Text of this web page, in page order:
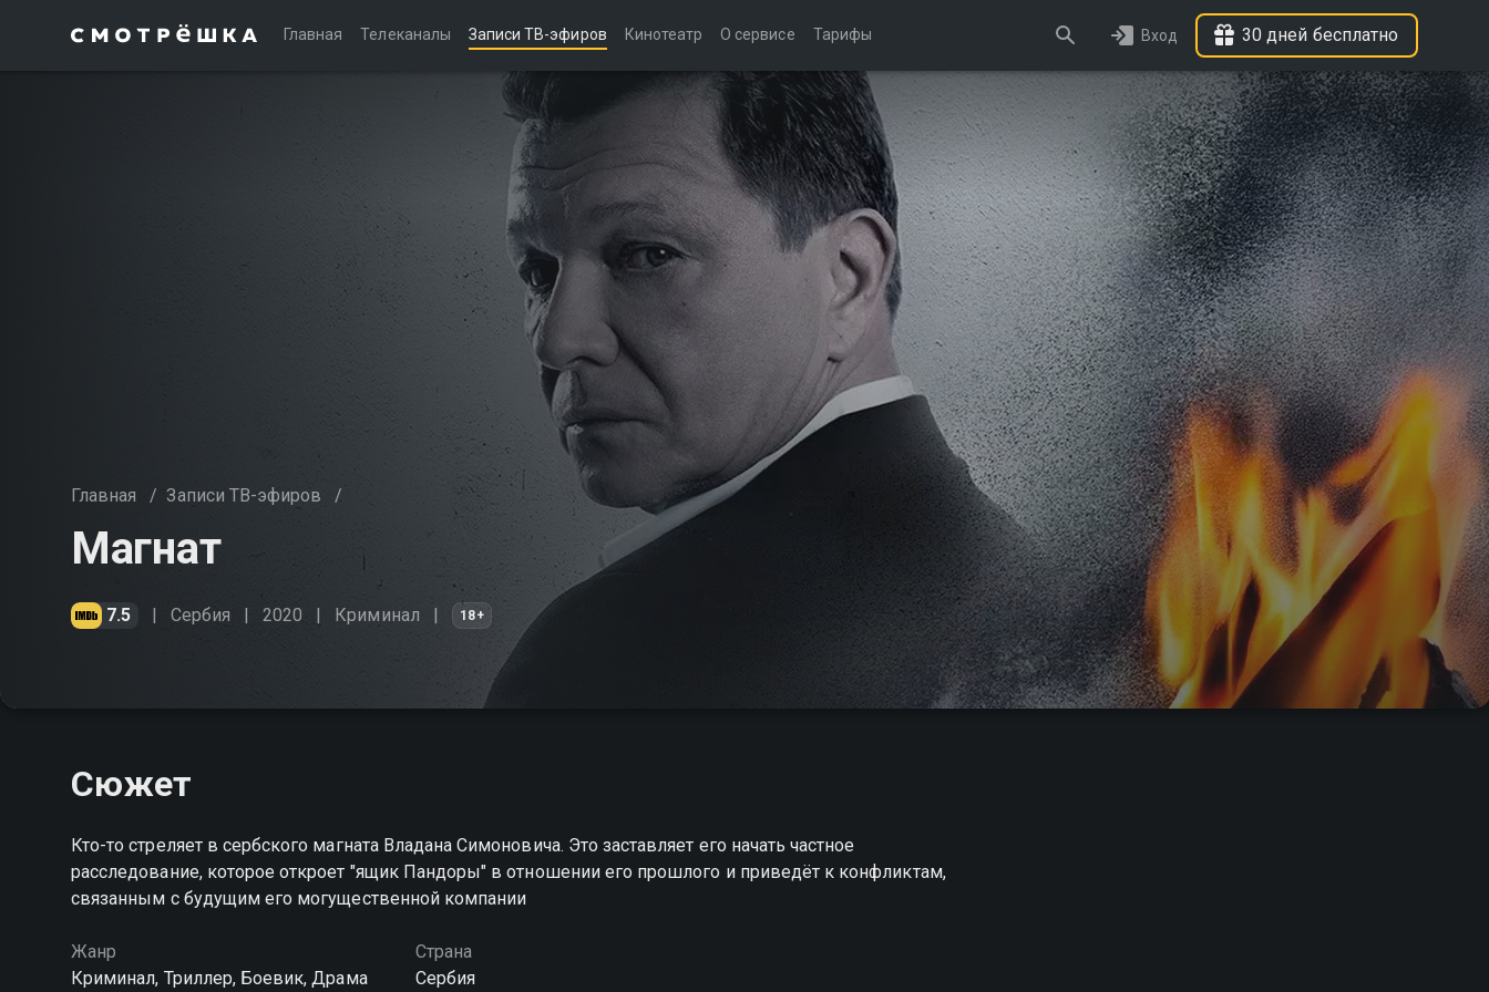
Главная Телеканалы Записи ТВ-эфиров Кинотеатр О сервисе Тарифы Вход 30 дней бесплатно
Главная / Записи ТВ-эфиров /
Магнат
7.5 Сербия 2020 Криминал 18+
Сюжет
Кто-то стреляет в сербского магната Владана Симоновича. Это заставляет его начать частное
расследование, которое откроет "ящик Пандоры" в отношении его прошлого и приведёт к конфликтам,
связанным с будущим его могущественной компании
Жанр
Криминал, Триллер, Боевик, Драма
Страна
Сербия